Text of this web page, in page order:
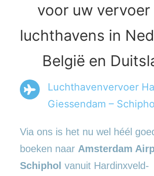
voor uw vervoer
luchthavens in
België en
Luchthavenvervoer
Giessendam –
Via ons is het nu wel héél
boeken naar Amsterdam
Schiphol vanuit Hardinxveld-